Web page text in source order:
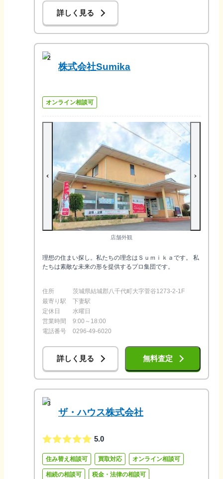
詳しく見る
2
株式会社Sumika
オンライン相談可
店舗外観
理想の住まい探し。私たちの理念はＳｕｍｉｋａです。 私
たちは素敵な未来の形を提供するプロ集団です。
住所
茨城県結城郡八千代町大字菅谷1273-2-1F
最寄り駅
下妻駅
定休日
水曜日
営業時間
9:00～18:00
電話番号
0296-49-6020
詳しく見る 無料査定
3
ザ・ハウス株式会社
5.0
住み替え相談可 買取対応 オンライン相談可
相続の相談可 税金・法律の相談可